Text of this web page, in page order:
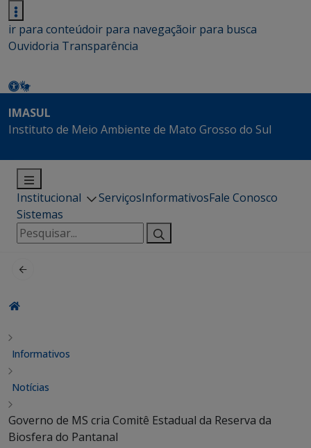
ir para conteúdoir para navegaçãoir para busca
Ouvidoria Transparência
IMASUL
Instituto de Meio Ambiente de Mato Grosso do Sul
Institucional ServiçosInformativosFale Conosco
Sistemas
Pesquisar
por:
Informativos
Notícias
Governo de MS cria Comitê Estadual da Reserva da
Biosfera do Pantanal